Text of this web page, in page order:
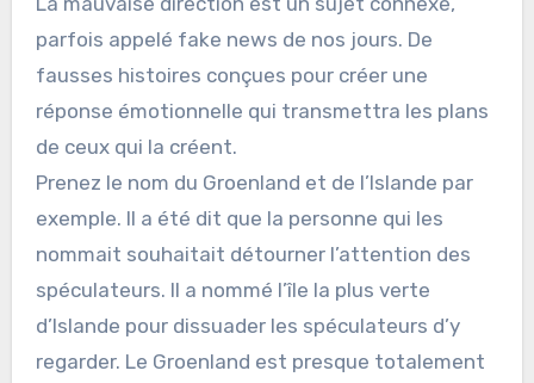
parfois appelé fake news de nos jours. De
fausses histoires conçues pour créer une
réponse émotionnelle qui transmettra les plans
de ceux qui la créent.
Prenez le nom du Groenland et de l’Islande par
exemple. Il a été dit que la personne qui les
nommait souhaitait détourner l’attention des
spéculateurs. Il a nommé l’île la plus verte
d’Islande pour dissuader les spéculateurs d’y
regarder. Le Groenland est presque totalement